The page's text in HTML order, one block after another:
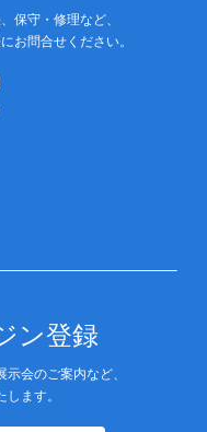
保守・修理など、
お問合せください。
ン登録
会のご案内など、
ます。